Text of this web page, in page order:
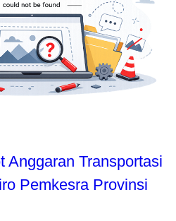
Anggaran Transportasi
Pemkesra Provinsi